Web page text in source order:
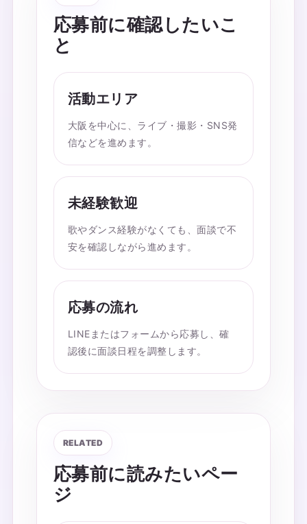
応募前に確認したいこ
と
活動エリア
大阪を中心に、ライブ・撮影・SNS発
信などを進めます。
未経験歓迎
歌やダンス経験がなくても、面談で不
安を確認しながら進めます。
応募の流れ
LINEまたはフォームから応募し、確
認後に面談日程を調整します。
RELATED
応募前に読みたいペー
ジ